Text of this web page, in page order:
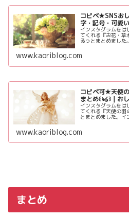
コピペ★SNSお
字・記号・可愛
インスタグラムをは
てくれる『お花・
るっとまとめました
らって今よりもお
www.kaoriblog.com
コピペ可★天使
まとめ꒰ঌ໒꒱｜お
インスタグラムをは
てくれる『天使の羽
とまとめました。イ
今よりもおしゃれ
www.kaoriblog.com
まとめ